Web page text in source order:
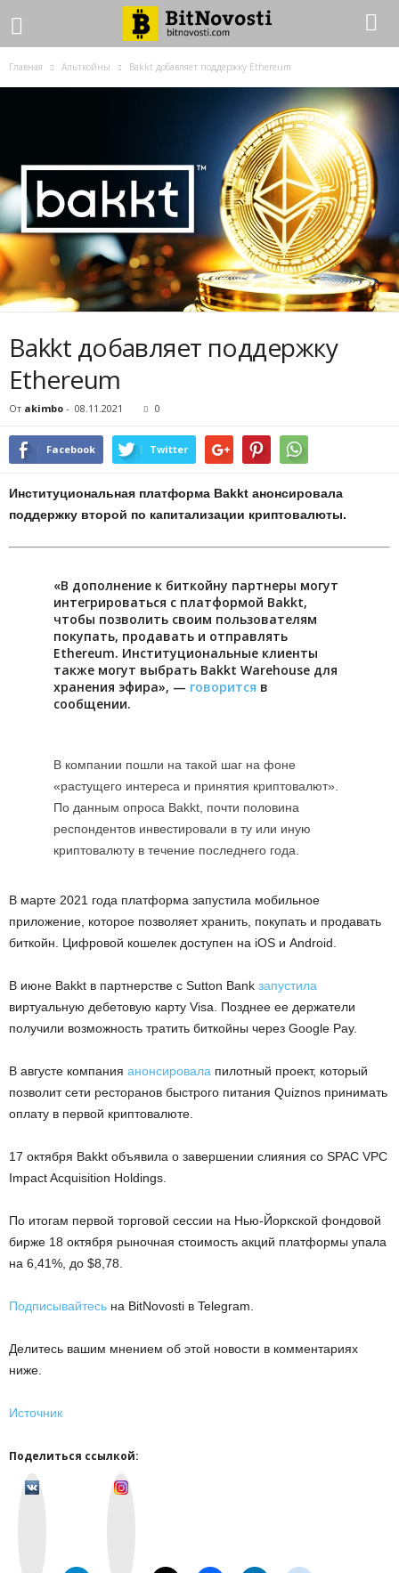
Главная Альткойны Bakkt добавляет поддержку Ethereum
Bakkt добавляет поддержку
Ethereum
От akimbo - 08.11.2021 0
Facebook Twitter
Институциональная платформа Bakkt анонсировала
поддержку второй по капитализации криптовалюты.
«В дополнение к биткойну партнеры могут
интегрироваться с платформой Bakkt,
чтобы позволить своим пользователям
покупать, продавать и отправлять
Ethereum. Институциональные клиенты
также могут выбрать Bakkt Warehouse для
хранения эфира», — говорится в
сообщении.
В компании пошли на такой шаг на фоне
«растущего интереса и принятия криптовалют».
По данным опроса Bakkt, почти половина
респондентов инвестировали в ту или иную
криптовалюту в течение последнего года.
В марте 2021 года платформа запустила мобильное
приложение, которое позволяет хранить, покупать и продавать
биткойн. Цифровой кошелек доступен на iOS и Android.
В июне Bakkt в партнерстве с Sutton Bank запустила
виртуальную дебетовую карту Visa. Позднее ее держатели
получили возможность тратить биткойны через Google Pay.
В августе компания анонсировала пилотный проект, который
позволит сети ресторанов быстрого питания Quiznos принимать
оплату в первой криптовалюте.
17 октября Bakkt объявила о завершении слияния со SPAC VPC
Impact Acquisition Holdings.
По итогам первой торговой сессии на Нью-Йоркской фондовой
бирже 18 октября рыночная стоимость акций платформы упала
на 6,41%, до $8,78.
Подписывайтесь на BitNovosti в Telegram.
Делитесь вашим мнением об этой новости в комментариях
ниже.
Источник
Поделиться ссылкой: